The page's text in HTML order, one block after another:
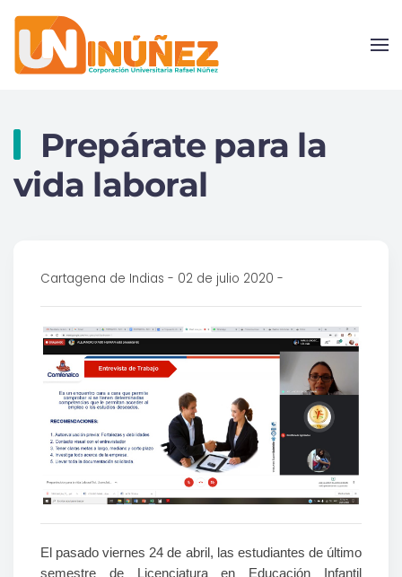
Skip to main content
Prepárate para la
vida laboral
Cartagena de Indias - 02 de julio 2020 -
El pasado viernes 24 de abril, las estudiantes de último
semestre de Licenciatura en Educación Infantil